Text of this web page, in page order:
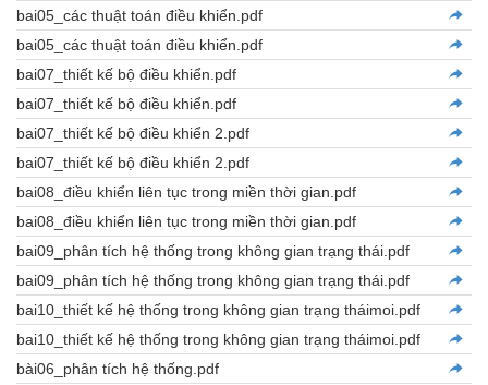
bai05_các thuật toán điều khiển.pdf
bai05_các thuật toán điều khiển.pdf
bai07_thiết kế bộ điều khiển.pdf
bai07_thiết kế bộ điều khiển.pdf
bai07_thiết kế bộ điều khiển 2.pdf
bai07_thiết kế bộ điều khiển 2.pdf
bai08_điều khiển liên tục trong miền thời gian.pdf
bai08_điều khiển liên tục trong miền thời gian.pdf
bai09_phân tích hệ thống trong không gian trạng thái.pdf
bai09_phân tích hệ thống trong không gian trạng thái.pdf
bai10_thiết kế hệ thống trong không gian trạng tháimoi.pdf
bai10_thiết kế hệ thống trong không gian trạng tháimoi.pdf
bài06_phân tích hệ thống.pdf